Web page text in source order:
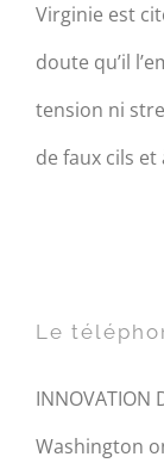
Virginie est
doute qu’il
tension ni
de faux cils
Le
INNOVATION
Washington